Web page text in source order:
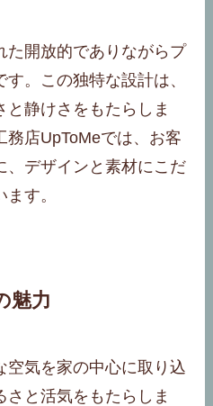
た開放的でありながらプ
。この独特な設計は、
静けさをもたらしま
店UpToMeでは、お客
、デザインと素材にこだ
す。
魅力
空気を家の中心に取り込
と活気をもたらしま